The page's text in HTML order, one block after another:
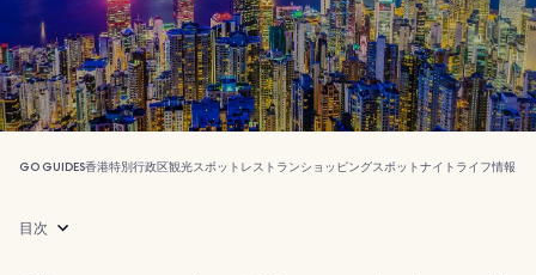
GO GUIDES香港特別行政区観光スポット レストランショッピングスポットナイトライフ情報
目次